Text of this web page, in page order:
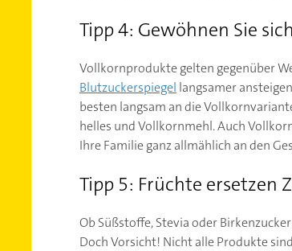
Tipp 4: Gewöhnen Sie
Vollkornprodukte gelten gegenüber
Blutzuckerspiegel langsamer
besten langsam an die
helles und Vollkornmehl. Auch
Ihre Familie ganz allmählich an den
Tipp 5: Früchte ersetzen
Ob Süßstoffe, Stevia oder
Doch Vorsicht! Nicht alle Produkte